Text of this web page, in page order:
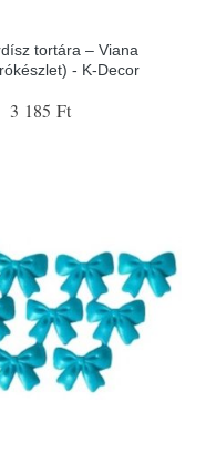
tortára – Viana
- K-Decor
3 185 Ft